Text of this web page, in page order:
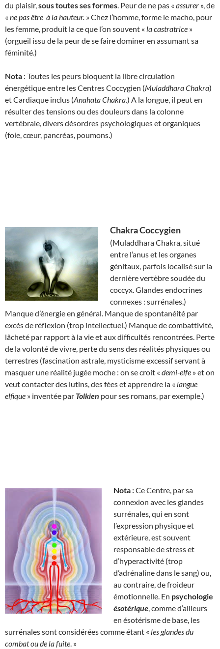
du plaisir,sous toutes ses formes. Peur de ne pas « assurer », de
« ne pas être à la hauteur. » Chez l’homme, forme le macho, pour
les femme, produit la ce que l’on souvent « lacastratrice »
(orgueil issu de la peur de se faire dominer en assumant sa
féminité.)
Nota : Toutes les peurs bloquent la libre circulation
énergétique entre les Centres Coccygien (Muladdhara Chakra)
et Cardiaque inclus (Anahata Chakra.) A la longue, il peut en
résulter des tensions ou des douleurs dans la colonne
vertébrale, divers désordres psychologiques et organiques
(foie, cœur, pancréas, poumons.)
ChakraCoccygien
(Muladdhara Chakra, situé
entre l’anus et les organes
génitaux, parfois localisé sur la
dernière vertèbre soudée du
coccyx. Glandes endocrines
connexes : surrénales.)
Manque d’énergie en général. Manque de spontanéité par
excès de réflexion (trop intellectuel.) Manque de combattivité,
lâcheté par rapport à la vie et aux difficultés rencontrées. Perte
de la volonté de vivre, perte du sens des réalités physiques ou
terrestres (fascination astrale, mysticisme excessif servant à
masquer une réalité jugée moche : on se croit « demi-elfe » et on
veut contacter des lutins, des fées et apprendre la « langue
elfique » inventée par Tolkien pour ses romans, par exemple.)
Nota :Ce Centre, par sa
connexion avec les glandes
surrénales, qui en sont
l’expression physique et
extérieure, est souvent
responsable de stress et
d’hyperactivité (trop
d’adrénaline dans le sang) ou,
au contraire, de froideur
émotionnelle. En psychologie
ésotérique, comme d’ailleurs
en ésotérisme de base, les
surrénales sont considérées comme étant « les glandes du
combat ou de la fuite. »